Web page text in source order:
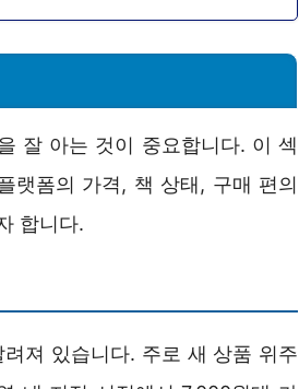
잘 아는 것이 중요합니다. 이 섹
랫폼의 가격, 책 상태, 구매 편의
합니다.
져 있습니다. 주로 새 상품 위주